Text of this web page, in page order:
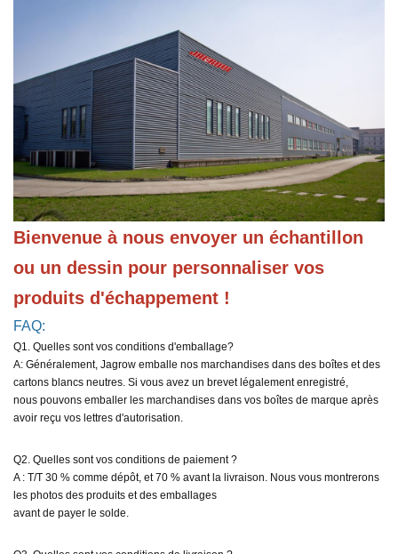
Bienvenue à nous envoyer un échantillon
ou un dessin pour personnaliser vos
produits d'échappement !
FAQ:
Q1. Quelles sont vos conditions d'emballage?
A: Généralement, Jagrow emballe nos marchandises dans des boîtes et des
cartons blancs neutres. Si vous avez un brevet légalement enregistré,
nous pouvons emballer les marchandises dans vos boîtes de marque après
avoir reçu vos lettres d'autorisation.
Q2. Quelles sont vos conditions de paiement ?
A : T/T 30 % comme dépôt, et 70 % avant la livraison. Nous vous montrerons
les photos des produits et des emballages
avant de payer le solde.